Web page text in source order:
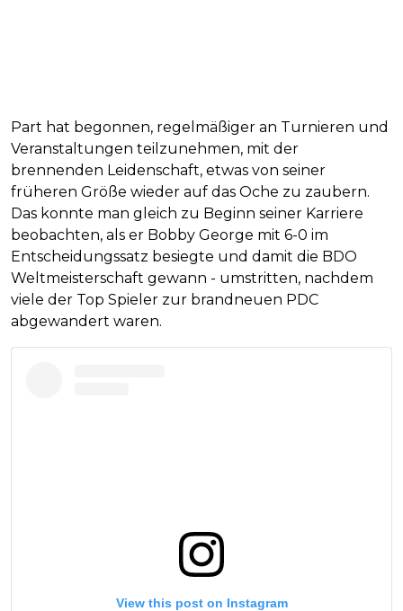
Part hat begonnen, regelmäßiger an Turnieren und
Veranstaltungen teilzunehmen, mit der
brennenden Leidenschaft, etwas von seiner
früheren Größe wieder auf das Oche zu zaubern.
Das konnte man gleich zu Beginn seiner Karriere
beobachten, als er Bobby George mit 6-0 im
Entscheidungssatz besiegte und damit die BDO
Weltmeisterschaft gewann - umstritten, nachdem
viele der Top Spieler zur brandneuen PDC
abgewandert waren.
View this post on Instagram